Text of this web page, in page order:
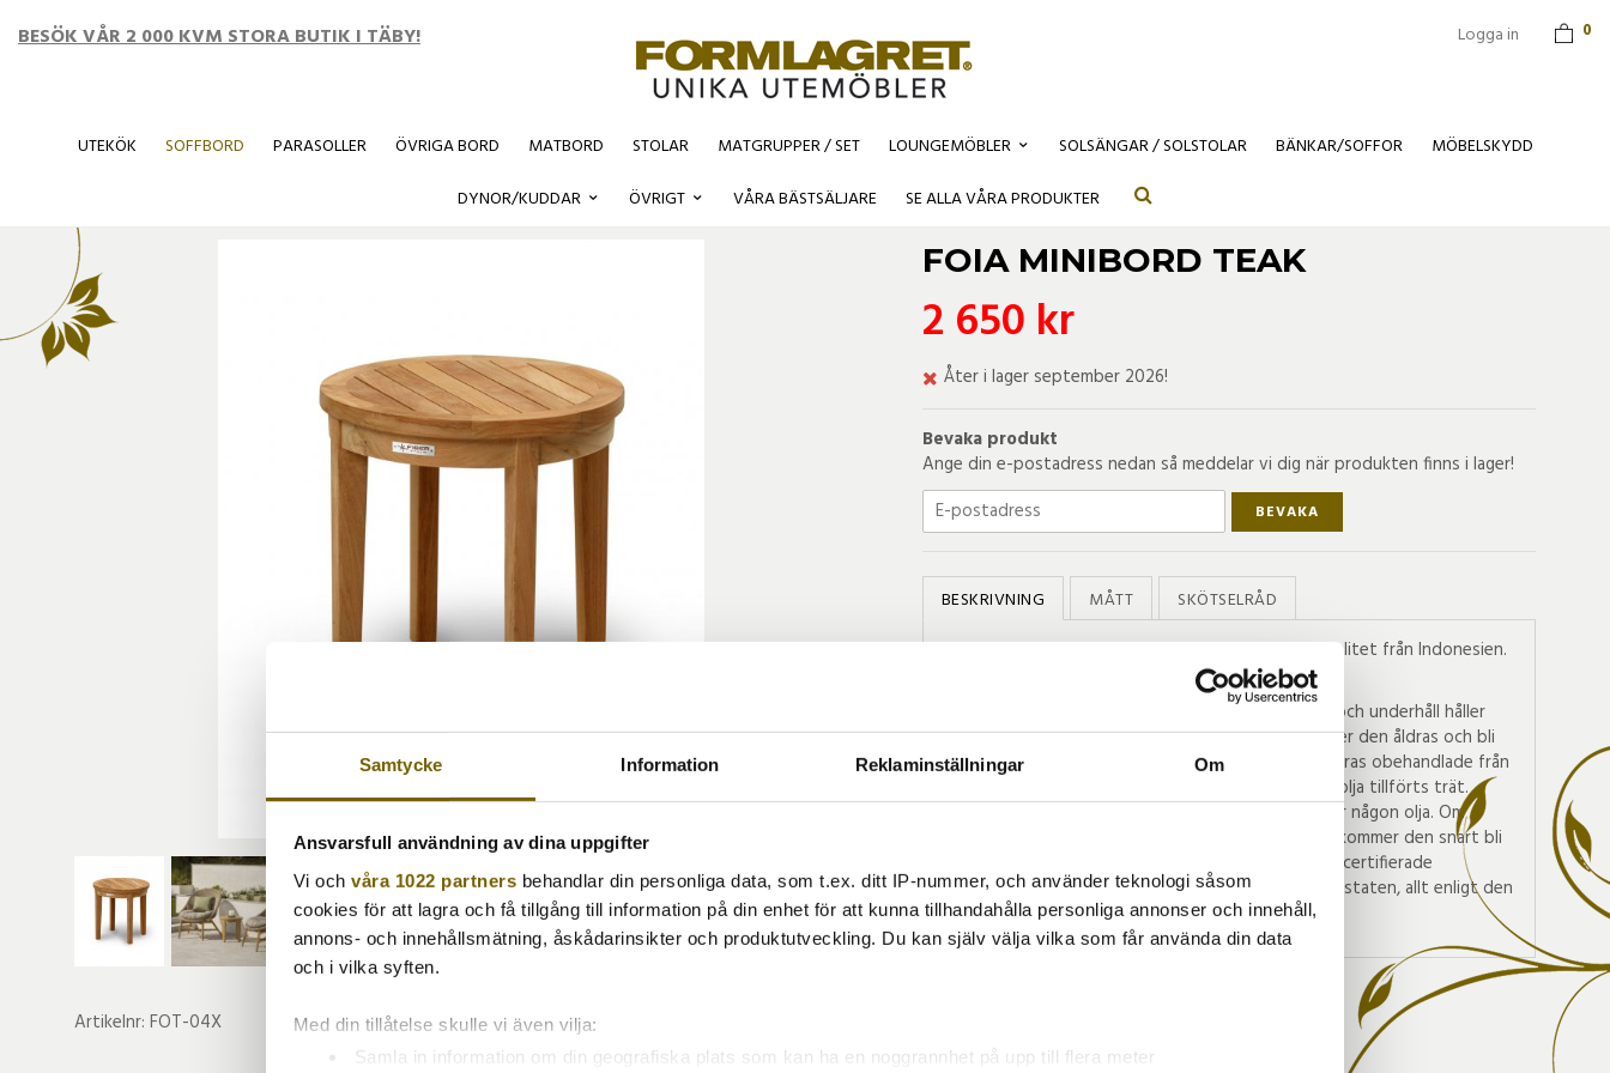
Samtycke Information Reklaminställningar Om
Ansvarsfull användning av dina uppgifter
Vi och våra 1022 partners behandlar din personliga data, som t.ex. ditt IP-nummer, och använder teknologi såsom
cookies för att lagra och få tillgång till information på din enhet för att kunna tillhandahålla personliga annonser och innehåll,
annons- och innehållsmätning, åskådarinsikter och produktutveckling. Du kan själv välja vilka som får använda din data
och i vilka syften.
Med din tillåtelse skulle vi även vilja:
Samla in information om din geografiska plats som kan ha en noggrannhet på upp till flera meter
BESÖK VÅR 2 000 KVM STORA BUTIK I TÄBY! Logga in 0
UTEKÖK SOFFBORD PARASOLLER ÖVRIGA BORD MATBORD STOLAR MATGRUPPER / SET LOUNGEMÖBLER SOLSÄNGAR / SOLSTOLAR BÄNKAR/SOFFOR
MÖBELSKYDD
DYNOR/KUDDAR
ÖVRIGT VÅRA BÄSTSÄLJARE SE ALLA VÅRA PRODUKTER
FOIA MINIBORD TEAK
2 650 kr
Åter i lager september 2026!
Bevaka produkt
Ange din e-postadress nedan så meddelar vi dig när produkten finns i lager!
BEVAKA
BESKRIVNING MÅTT SKÖTSELRÅD
Litet sidobord tillverkad i odlad teak av högsta kvalitet från Indonesien.
är ett fantastiskt material, med rätt skötsel och underhåll håller
teaken i många år. Om du sköter teaken rätt kommer den åldras och bli
vackrare för varje år som går. Alla teakmöbler levereras obehandlade från
fabrik, att teaken är obehandlad innebär att ingen olja tillförts trät.
Teaken i sig är så naturligt fet att den inte behöver någon olja. Om
teakmöbeln står under bar himmel och utan skydd kommer den snart bli
vackert silvergrå. Alla våra teakmöbler kommer från certifierade
teakplantager som kontrolleras av den indonesiska staten, allt enligt den
svenska timmerförordningen.
Artikelnr: FOT-04X